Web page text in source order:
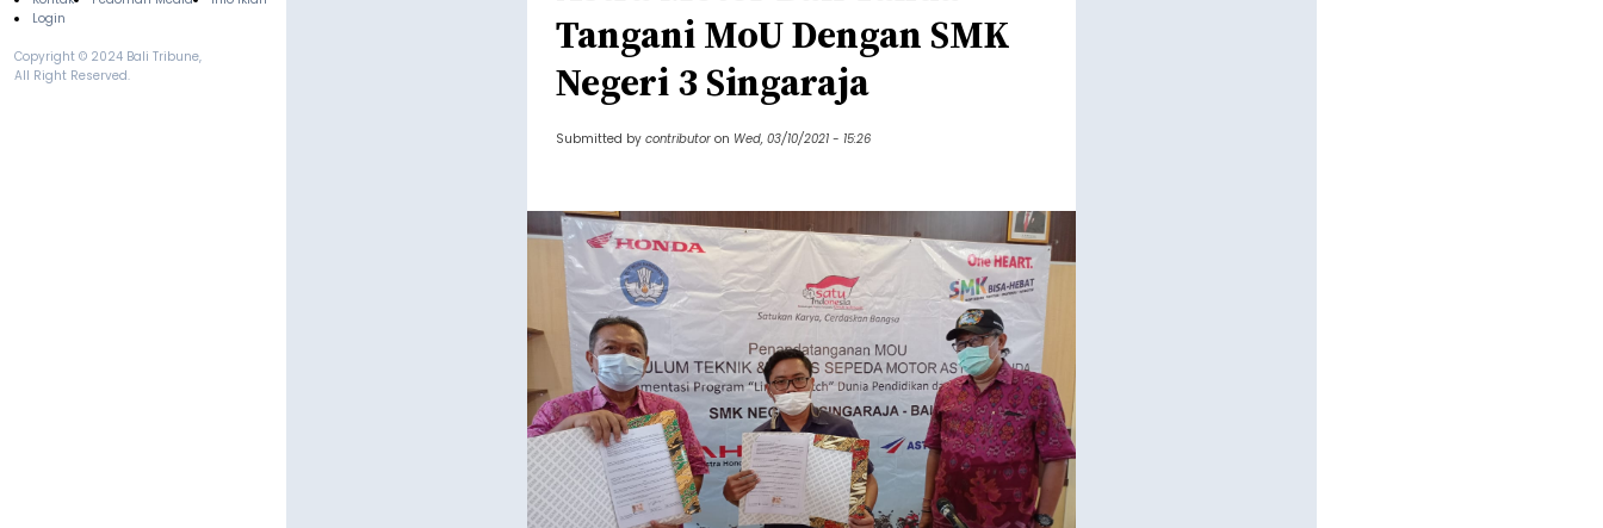
Login
Copyright © 2024 Bali Tribune,
All Right Reserved.
Tangani MoU Dengan SMK
Negeri 3 Singaraja
Submitted by contributor on Wed, 03/10/2021 - 15:26